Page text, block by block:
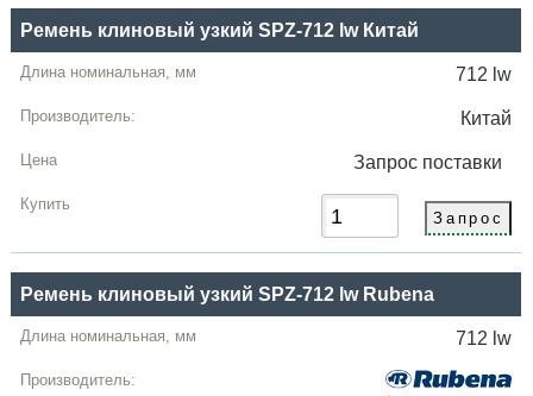
Ремень клиновый узкий SPZ-712 lw Китай
712 lw
Китай
Запрос поставки
Ремень клиновый узкий SPZ-712 lw Rubena
712 lw